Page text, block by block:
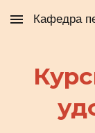
Skip to main
Кафедра